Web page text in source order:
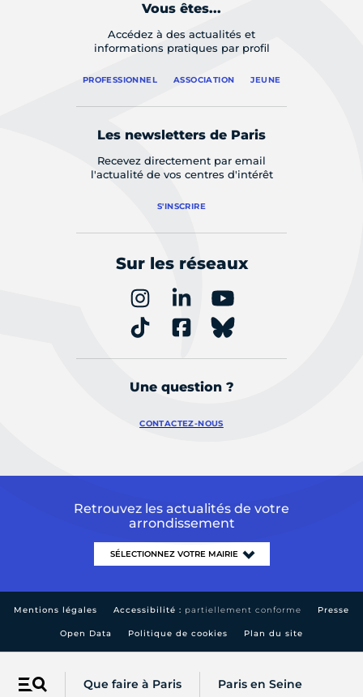
Menu Que faire à Paris Paris en Seine
Vous êtes...
Accédez à des actualités et
informations pratiques par profil
PROFESSIONNEL ASSOCIATION JEUNE
Les newsletters de Paris
Recevez directement par email
l'actualité de vos centres d'intérêt
S'INSCRIRE
Sur les réseaux
Une question ?
CONTACTEZ-NOUS
Retrouvez les actualités de votre
arrondissement
Mentions légales Accessibilité : partiellement conforme Presse
Open Data Politique de cookies Plan du site